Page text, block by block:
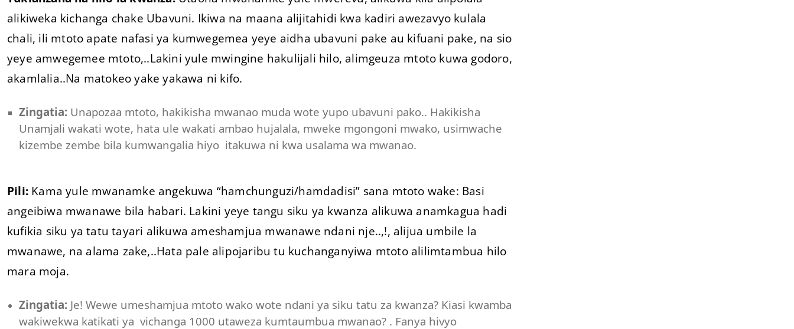
alikiweka kichanga chake Ubavuni. Ikiwa na maana alijitahidi kwa kadiri awezavyo kulala
chali, ili mtoto apate nafasi ya kumwegemea yeye aidha ubavuni pake au kifuani pake, na sio
yeye amwegemee mtoto,..Lakini yule mwingine hakulijali hilo, alimgeuza mtoto kuwa godoro,
akamlalia..Na matokeo yake yakawa ni kifo.
Zingatia: Unapozaa mtoto, hakikisha mwanao muda wote yupo ubavuni pako.. Hakikisha
Unamjali wakati wote, hata ule wakati ambao hujalala, mweke mgongoni mwako, usimwache
kizembe zembe bila kumwangalia hiyo itakuwa ni kwa usalama wa mwanao.
Pili: Kama yule mwanamke angekuwa “hamchunguzi/hamdadisi” sana mtoto wake: Basi
angeibiwa mwanawe bila habari. Lakini yeye tangu siku ya kwanza alikuwa anamkagua hadi
kufikia siku ya tatu tayari alikuwa ameshamjua mwanawe ndani nje..,!, alijua umbile la
mwanawe, na alama zake,..Hata pale alipojaribu tu kuchanganyiwa mtoto alilimtambua hilo
mara moja.
Zingatia: Je! Wewe umeshamjua mtoto wako wote ndani ya siku tatu za kwanza? Kiasi kwamba
wakiwekwa katikati ya vichanga 1000 utaweza kumtaumbua mwanao? . Fanya hivyo